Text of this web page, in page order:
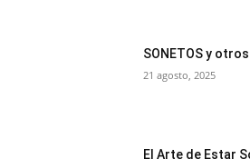
SONETOS y
21 agosto, 2025
El Arte de Estar